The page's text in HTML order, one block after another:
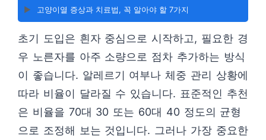
▶️ 고양이열 증상과 치료법, 꼭 알아야 할 7가지
초기 도입은 흰자 중심으로 시작하고, 필요한 경
우 노른자를 아주 소량으로 점차 추가하는 방식
이 좋습니다. 알레르기 여부나 체중 관리 상황에
따라 비율이 달라질 수 있습니다. 표준적인 추천
은 비율을 70대 30 또는 60대 40 정도의 균형
으로 조정해 보는 것입니다. 그러나 가장 중요한